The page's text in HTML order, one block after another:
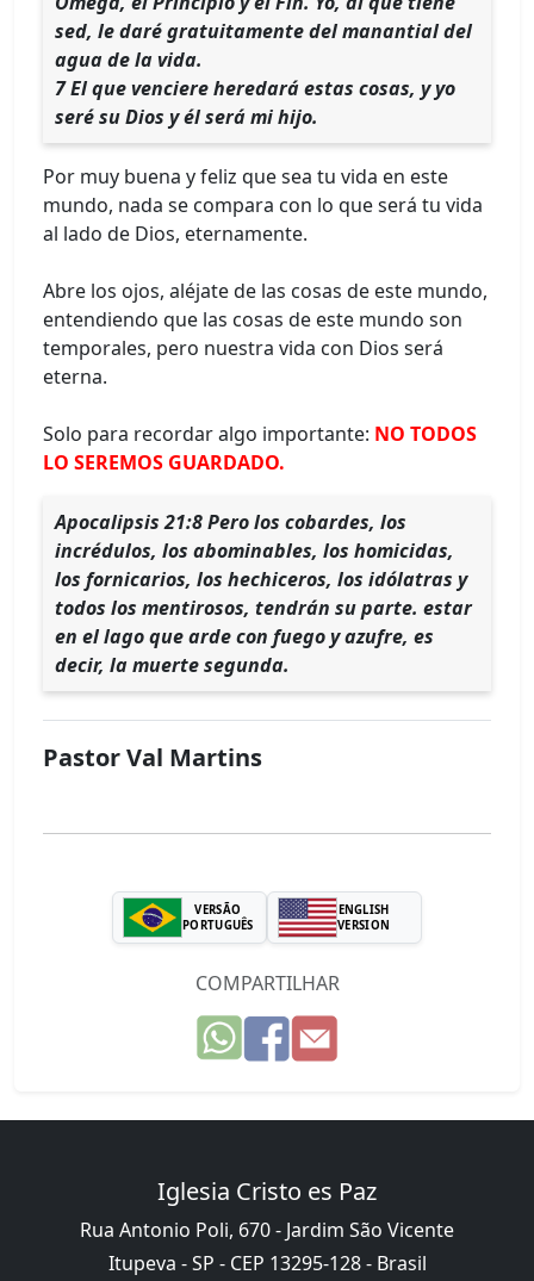
sed, le daré gratuitamente del manantial del
agua de la vida.
7 El que venciere heredará estas cosas, y yo
seré su Dios y él será mi hijo.
Por muy buena y feliz que sea tu vida en este
mundo, nada se compara con lo que será tu vida
al lado de Dios, eternamente.
Abre los ojos, aléjate de las cosas de este mundo,
entendiendo que las cosas de este mundo son
temporales, pero nuestra vida con Dios será
eterna.
Solo para recordar algo importante: NO TODOS
LO SEREMOS GUARDADO.
Apocalipsis 21:8 Pero los cobardes, los
incrédulos, los abominables, los homicidas,
los fornicarios, los hechiceros, los idólatras y
todos los mentirosos, tendrán su parte. estar
en el lago que arde con fuego y azufre, es
decir, la muerte segunda.
Pastor Val Martins
VERSÃO
PORTUGUÊS
ENGLISH
VERSION
COMPARTILHAR
Iglesia Cristo es Paz
Rua Antonio Poli, 670 - Jardim São Vicente
Itupeva - SP - CEP 13295-128 - Brasil